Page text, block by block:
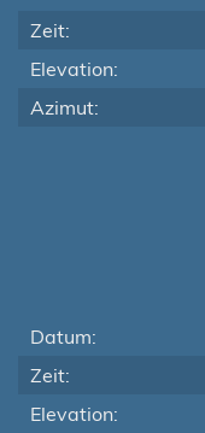
Zeit:
Elevation:
Azimut:
Datum:
Zeit:
Elevation: